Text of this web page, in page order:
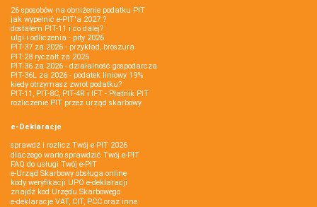
26 sposobów na obniżenie podatku PIT
jak wypełnić e-PIT'a 2027 ?
dostałem PIT-11 i co dalej?
ulgi i odliczenia - pity 2026
PIT-37 za 2026 - przykład, broszura
PIT-28 ryczałt za 2026
PIT-36 za 2026 - działalność gospodarcza
PIT-36L za 2026 - podatek liniowy 19%
kiedy otrzymasz zwrot podatku?
PIT-11, PIT-8C, PIT-4R i IFT - Płatnik PIT
rozliczenie PIT przez urząd skarbowy
e-Deklaracje
sprawdź i rozlicz Twój e PIT 2026
dlaczego warto sprawdzić Twój e-PIT
FAQ do usługi Twój e-PIT
e-Urząd Skarbowy obsługa online
kody weryfikacji UPO e-deklaracji
znajdź kod Urzędu Skarbowego
e-deklaracje VAT, CIT, PCC oraz inne